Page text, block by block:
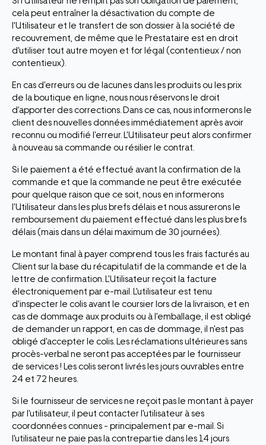
cela peut entraîner la désactivation du compte de
l'Utilisateur et le transfert de son dossier à la société de
recouvrement, de même que le Prestataire est en droit
d'utiliser tout autre moyen et for légal (contentieux / non
contentieux).
En cas d'erreurs ou de lacunes dans les produits ou les prix
de la boutique en ligne, nous nous réservons le droit
d'apporter des corrections. Dans ce cas, nous informerons le
client des nouvelles données immédiatement après avoir
reconnu ou modifié l'erreur. L'Utilisateur peut alors confirmer
à nouveau sa commande ou résilier le contrat.
Si le paiement a été effectué avant la confirmation de la
commande et que la commande ne peut être exécutée
pour quelque raison que ce soit, nous en informerons
l'Utilisateur dans les plus brefs délais et nous assurerons le
remboursement du paiement effectué dans les plus brefs
délais (mais dans un délai maximum de 30 journées).
Le montant final à payer comprend tous les frais facturés au
Client sur la base du récapitulatif de la commande et de la
lettre de confirmation. L'Utilisateur reçoit la facture
électroniquement par e-mail. L'utilisateur est tenu
d'inspecter le colis avant le coursier lors de la livraison, et en
cas de dommage aux produits ou à l'emballage, il est obligé
de demander un rapport, en cas de dommage, il n'est pas
obligé d'accepter le colis. Les réclamations ultérieures sans
procès-verbal ne seront pas acceptées par le fournisseur
de services ! Les colis seront livrés les jours ouvrables entre
24 et 72 heures.
Si le fournisseur de services ne reçoit pas le montant à payer
par l'utilisateur, il peut contacter l'utilisateur à ses
coordonnées connues - principalement par e-mail. Si
l'utilisateur ne paie pas la contrepartie dans les 14 jours